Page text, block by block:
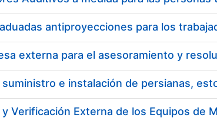
e instalación de persianas,